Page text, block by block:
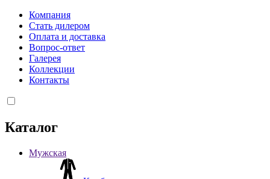
Компания
Стать дилером
Оплата и доставка
Вопрос-ответ
Галерея
Коллекции
Контакты
Каталог
Мужская